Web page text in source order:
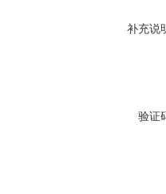
补充说
验证